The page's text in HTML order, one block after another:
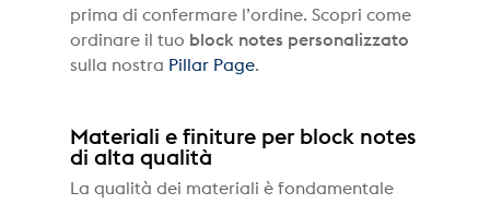
prima di confermare l’ordine. Scopri come
ordinare il tuo block notes personalizzato
sulla nostra Pillar Page.
Materiali e finiture per block notes
di alta qualità
La qualità dei materiali è fondamentale